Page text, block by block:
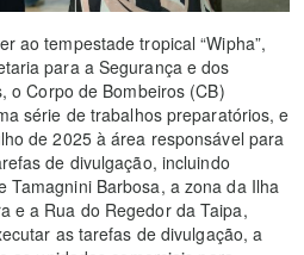
ao tempestade tropical “Wipha”,
para a Segurança e dos
o Corpo de Bombeiros (CB)
série de trabalhos preparatórios, e
de 2025 à área responsável para
de divulgação, incluindo
Tamagnini Barbosa, a zona da Ilha
e a Rua do Regedor da Taipa,
as tarefas de divulgação, a